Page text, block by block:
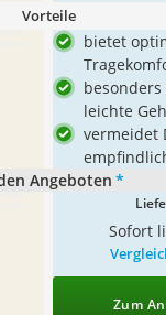
Vorteile
bietet
leichte
vermeidet
Angeboten *
Sofort
Zum